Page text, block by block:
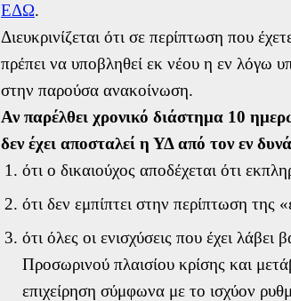
ΕΔΩ.
Διευκρινίζεται ότι σε περίπτωση που
πρέπει να υποβληθεί εκ νέου η εν λόγω
στην παρούσα ανακοίνωση.
Αν παρέλθει χρονικό διάστημα 10
δεν έχει αποσταλεί η ΥΔ από τον εν
ότι ο δικαιούχος αποδέχεται ότι
ότι δεν εμπίπτει στην περίπτωση της
ότι όλες οι ενισχύσεις που έχει
Προσωρινού πλαισίου κρίσης και
επιχείρηση σύμφωνα με το ισχύον